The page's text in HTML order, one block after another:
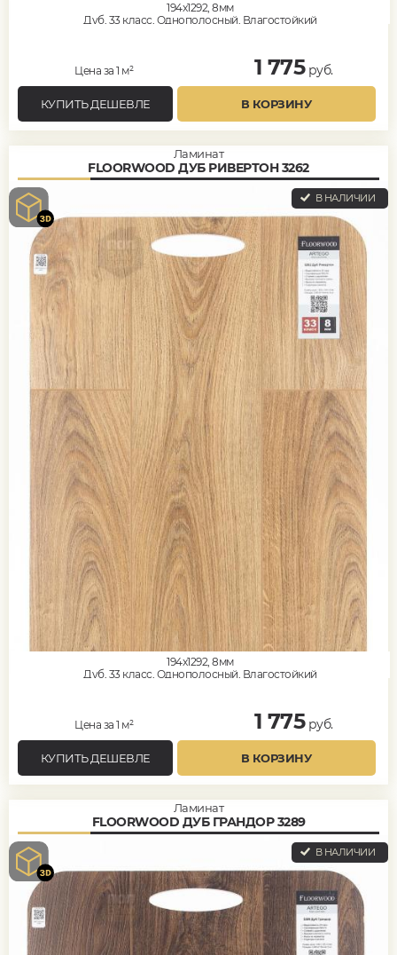
194x1292, 8мм
Дуб, 33 класс, Однополосный, Влагостойкий
Цена за 1 м² 1 775руб.
КУПИТЬ ДЕШЕВЛЕ В КОРЗИНУ
Ламинат
FLOORWOOD ДУБ РИВЕРТОН 3262
В НАЛИЧИИ
194x1292, 8мм
Дуб, 33 класс, Однополосный, Влагостойкий
Цена за 1 м² 1 775руб.
КУПИТЬ ДЕШЕВЛЕ В КОРЗИНУ
Ламинат
FLOORWOOD ДУБ ГРАНДОР 3289
В НАЛИЧИИ